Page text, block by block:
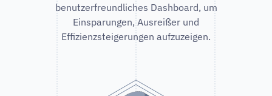
benutzerfreundliches Dashboard, um
Einsparungen, Ausreißer und
Effizienzsteigerungen aufzuzeigen.